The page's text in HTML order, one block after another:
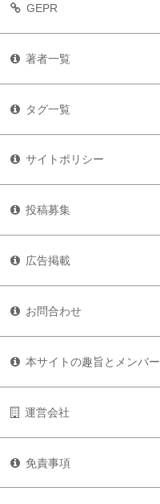
GEPR
著者一覧
タグ一覧
サイトポリシー
投稿募集
広告掲載
お問合わせ
本サイトの趣旨とメンバー
運営会社
免責事項